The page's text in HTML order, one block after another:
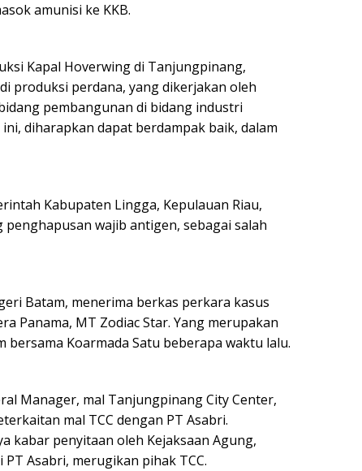
amunisi ke KKB.
Kapal Hoverwing di Tanjungpinang,
produksi perdana, yang dikerjakan oleh
pembangunan di bidang industri
diharapkan dapat berdampak baik, dalam
Kabupaten Lingga, Kepulauan Riau,
wajib antigen, sebagai salah
Batam, menerima berkas perkara kasus
Panama, MT Zodiac Star. Yang merupakan
bersama Koarmada Satu beberapa waktu lalu.
Manager, mal Tanjungpinang City Center,
mal TCC dengan PT Asabri.
kabar penyitaan oleh Kejaksaan Agung,
Asabri, merugikan pihak TCC.